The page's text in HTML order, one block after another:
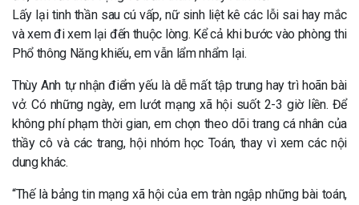
Lấy lại tinh thần sau cú vấp, nữ sinh liệt kê các lỗi sai hay mắc
và xem đi xem lại đến thuộc lòng. Kể cả khi bước vào phòng thi
Phổ thông Năng khiếu, em vẫn lẩm nhẩm lại.
Thùy Anh tự nhận điểm yếu là dễ mất tập trung hay trì hoãn bài
vở. Có những ngày, em lướt mạng xã hội suốt 2-3 giờ liền. Để
không phí phạm thời gian, em chọn theo dõi trang cá nhân của
thầy cô và các trang, hội nhóm học Toán, thay vì xem các nội
dung khác.
“Thế là bảng tin mạng xã hội của em tràn ngập những bài toán,